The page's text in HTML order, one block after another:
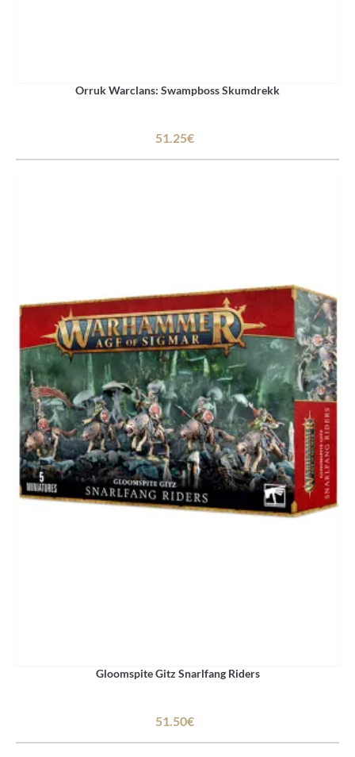
Orruk Warclans: Swampboss Skumdrekk
51.25€
Gloomspite Gitz Snarlfang Riders
51.50€